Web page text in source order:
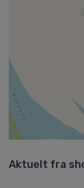
Aktuelt fra